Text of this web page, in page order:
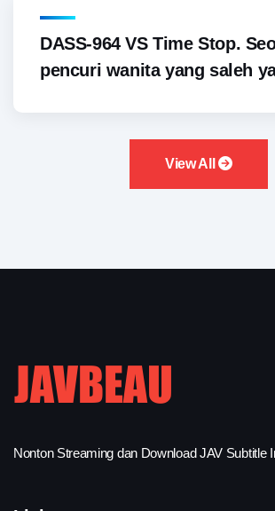
DASS-964 VS Time Stop.
pencuri wanita yang saleh
View All
Nonton Streaming dan Download JAV Subtitle